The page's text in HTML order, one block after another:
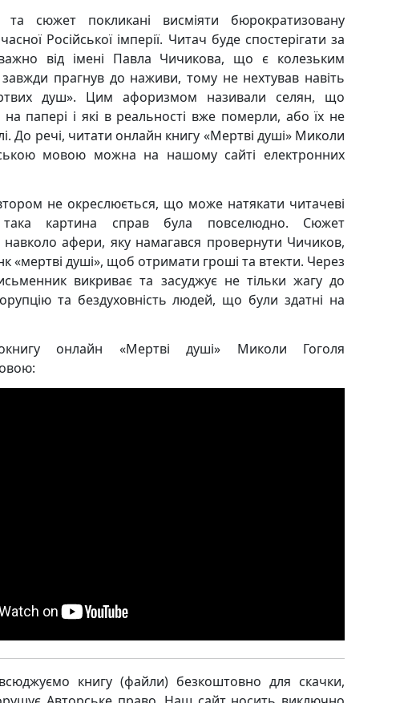
та сюжет покликані висміяти бюрократизовану
Російської імперії. Читач буде спостерігати за
від імені Павла Чичикова, що є колезьким
прагнув до наживи, тому не нехтував навіть
душ». Цим афоризмом називали селян, що
папері і які в реальності вже померли, або їх не
До речі, читати онлайн книгу «Мертві душі» Миколи
мовою можна на нашому сайті електронних
не окреслюється, що може натякати читачеві
картина справ була повселюдно. Сюжет
навколо афери, яку намагався провернути Чичиков,
«мертві душі», щоб отримати гроші та втекти. Через
викриває та засуджує не тільки жагу до
та бездуховність людей, що були здатні на
онлайн «Мертві душі» Миколи Гоголя
книгу (файли) безкоштовно для скачки,